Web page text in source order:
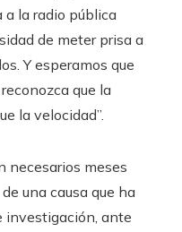
la radio pública
de meter prisa a
Y esperamos que
que la
la velocidad”.
necesarios meses
una causa que ha
investigación, ante